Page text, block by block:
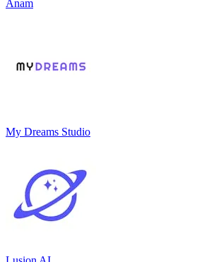
Anam
My Dreams Studio